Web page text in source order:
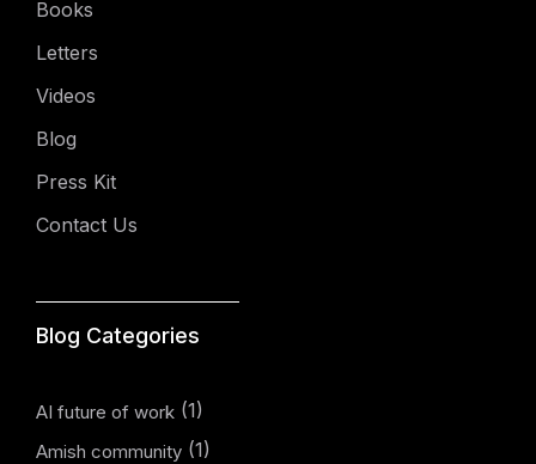
Books
Letters
Videos
Blog
Press Kit
Contact Us
Blog Categories
AI future of work (1)
Amish community (1)